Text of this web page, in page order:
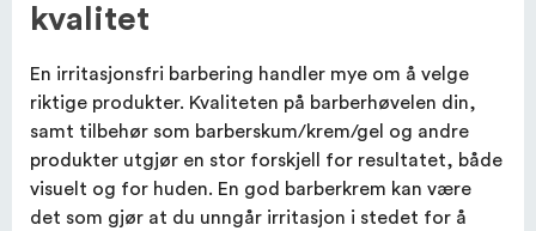
kvalitet
En irritasjonsfri barbering handler mye om å velge
riktige produkter. Kvaliteten på barberhøvelen din,
samt tilbehør som barberskum/krem/gel og andre
produkter utgjør en stor forskjell for resultatet, både
visuelt og for huden. En god barberkrem kan være
det som gjør at du unngår irritasjon i stedet for å